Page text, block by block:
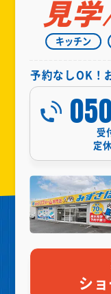
見
キッチン
予約なしOK！
受
定
シ